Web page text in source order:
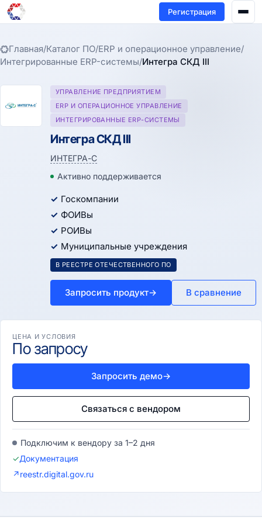
Регистрация
Главная/Каталог ПО/ERP и операционное управление/
Интегрированные ERP-системы/Интегра СКД III
УПРАВЛЕНИЕ ПРЕДПРИЯТИЕМ
ERP И ОПЕРАЦИОННОЕ УПРАВЛЕНИЕ
ИНТЕГРИРОВАННЫЕ ERP-СИСТЕМЫ
Интегра СКД III
ИНТЕГРА-С
Активно поддерживается
Госкомпании
ФОИВы
РОИВы
Муниципальные учреждения
В РЕЕСТРЕ ОТЕЧЕСТВЕННОГО ПО
Запросить продукт→ В сравнение
ЦЕНА И УСЛОВИЯ
По запросу
Запросить демо→
Связаться с вендором
Подключим к вендору за 1–2 дня
✓Документация
↗reestr.digital.gov.ru